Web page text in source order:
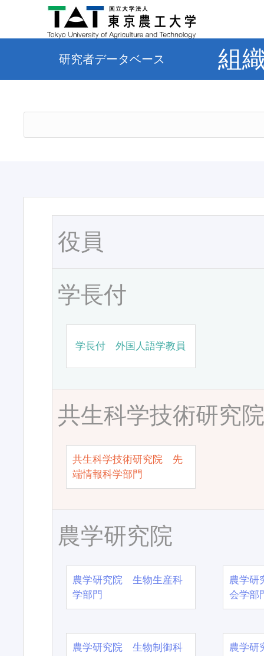
研究者データベース 組
役員
学長付
学長付 外国人語学教員
共生科学技術研究
共生科学技術研究院 先
端情報科学部門
農学研究院
農学研究院 生物生産科
学部門
農学
会学部
農学研究院 生物制御科
農学